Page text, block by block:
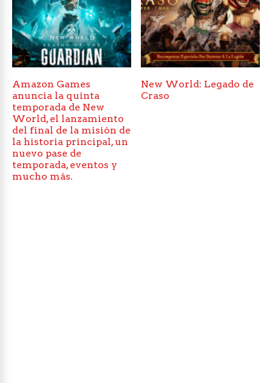
Amazon Games
anuncia la quinta
temporada de New
World, el lanzamiento
del final de la misión de
la historia principal, un
nuevo pase de
temporada, eventos y
mucho más.
New World: Legado de
Craso